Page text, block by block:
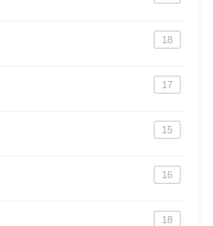
18
17
15
16
18